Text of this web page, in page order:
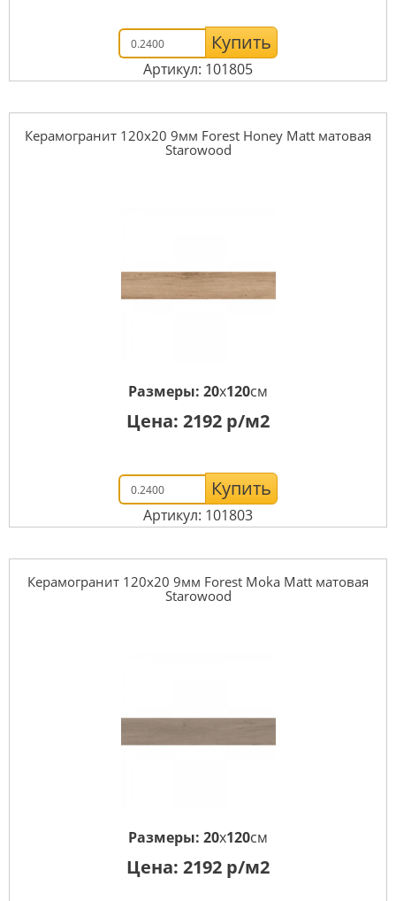
Купить
Артикул: 101805
Керамогранит 120x20 9мм Forest Honey Matt матовая
Starowood
Размеры: 20x120см
Цена: 2192 р/м2
Купить
Артикул: 101803
Керамогранит 120x20 9мм Forest Moka Matt матовая
Starowood
Размеры: 20x120см
Цена: 2192 р/м2